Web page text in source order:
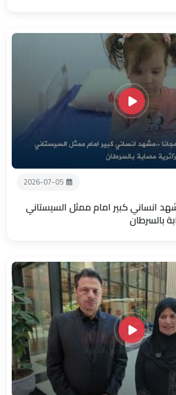
2026-07-05
انساني كبير امام ممثل السيستاني
بالسرطان